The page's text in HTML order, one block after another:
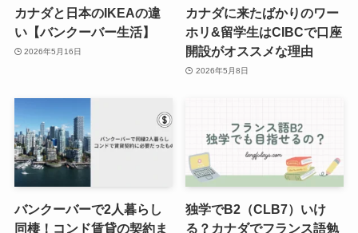
カナダと日本のIKEAの違
い【バンクーバー生活】
2026年5月16日
カナダに来たばかりのワー
ホリ&留学生はCIBCで口座
開設がオススメな理由
2026年5月8日
バンクーバーで2人暮らし
同棲！コンド賃貸の契約ま
独学でB2（CLB7）いけ
る？カナダでフランス語勉